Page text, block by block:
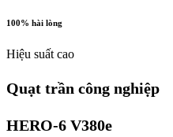
100% hài lòng
Hiệu suất cao
Quạt trần công nghiệp
HERO-6 V380e